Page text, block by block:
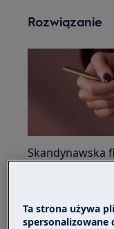
Rozwiązanie
Skandynawska
Twoje słodkie
Fika
Ta strona używa
spersonalizowane